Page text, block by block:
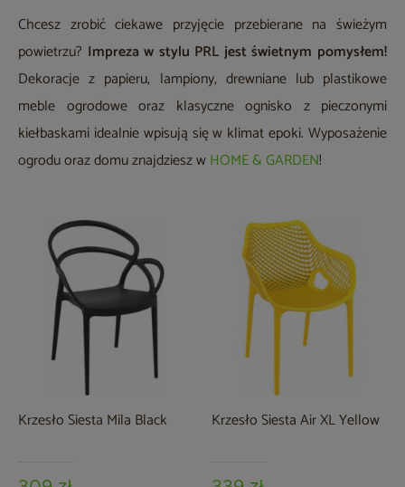
Chcesz zrobić ciekawe przyjęcie przebierane na świeżym
powietrzu? Impreza w stylu PRL jest świetnym pomysłem!
Dekoracje z papieru, lampiony, drewniane lub plastikowe
meble ogrodowe oraz klasyczne ognisko z pieczonymi
kiełbaskami idealnie wpisują się w klimat epoki. Wyposażenie
ogrodu oraz domu znajdziesz wHOME & GARDEN!
Krzesło Siesta Mila Black Krzesło Siesta Air XL Yellow